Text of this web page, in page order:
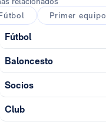
Primer equipo
Fútbol
Baloncesto
Socios
Club